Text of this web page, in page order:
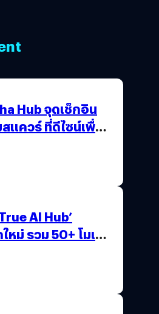
Hub จุดเช็กอิน
แควร์ ที่ดีไซน์เพื่อ
AI Hub’
ม่ รวม 50+ โมเดล